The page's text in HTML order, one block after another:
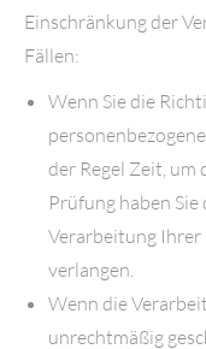
Einschränkung der
Fällen:
Wenn Sie die
der Regel Zeit, um
Prüfung haben
Verarbeitung Ihrer
verlangen.
Wenn die
unrechtmäßig